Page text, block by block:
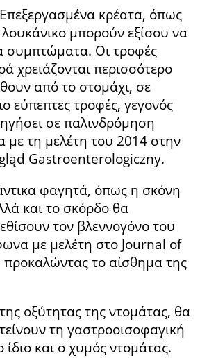
Επεξεργασμένα κρέατα, όπως
λουκάνικο μπορούν εξίσου να
συμπτώματα. Οι τροφές
χρειάζονται περισσότερο
από το στομάχι, σε
εύπεπτες τροφές, γεγονός
σε παλινδρόμηση
τη μελέτη του 2014 στην
Gastroenterologiczny.
φαγητά, όπως η σκόνη
και το σκόρδο θα
τον βλεννογόνο του
με μελέτη στο Journal of
το αίσθημα της
οξύτητας της ντομάτας, θα
τη γαστροοισοφαγική
και ο χυμός ντομάτας.